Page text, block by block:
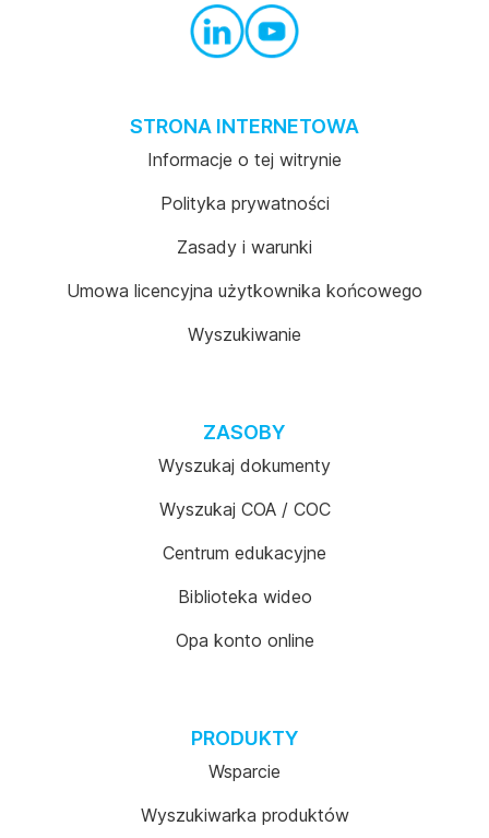
STRONA INTERNETOWA
Informacje o tej witrynie
Polityka prywatności
Zasady i warunki
Umowa licencyjna użytkownika końcowego
Wyszukiwanie
ZASOBY
Wyszukaj dokumenty
Wyszukaj COA / COC
Centrum edukacyjne
Biblioteka wideo
Opa konto online
PRODUKTY
Wsparcie
Wyszukiwarka produktów